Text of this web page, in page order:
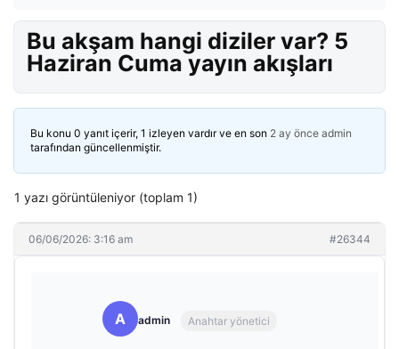
Bu akşam hangi diziler var? 5
Haziran Cuma yayın akışları
Bu konu 0 yanıt içerir, 1 izleyen vardır ve en son 2 ay önce admin
tarafından güncellenmiştir.
1 yazı görüntüleniyor (toplam 1)
06/06/2026: 3:16 am #26344
A admin Anahtar yönetici